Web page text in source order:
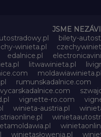
JSME
bilety-
winieta.pl
edalnice.pl
litwawinieta.pl
moldawiawinieta.pl
rumunskadalnice.com
vignette-ro.com
winieta-austria.pl
winietasłowenia.pl